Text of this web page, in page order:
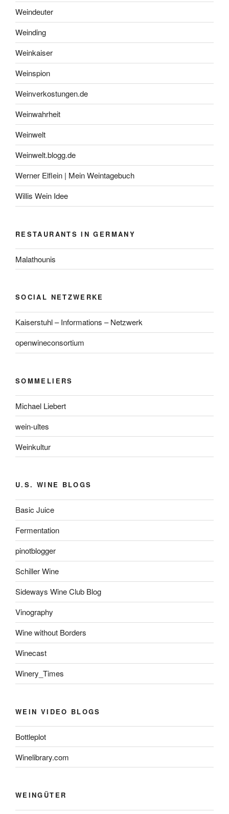
Weindeuter
Weinding
Weinkaiser
Weinspion
Weinverkostungen.de
Weinwahrheit
Weinwelt
Weinwelt.blogg.de
Werner Elflein | Mein Weintagebuch
Willis Wein Idee
RESTAURANTS IN GERMANY
Malathounis
SOCIAL NETZWERKE
Kaiserstuhl – Informations – Netzwerk
openwineconsortium
SOMMELIERS
Michael Liebert
wein-ultes
Weinkultur
U.S. WINE BLOGS
Basic Juice
Fermentation
pinotblogger
Schiller Wine
Sideways Wine Club Blog
Vinography
Wine without Borders
Winecast
Winery_Times
WEIN VIDEO BLOGS
Bottleplot
Winelibrary.com
WEINGÜTER